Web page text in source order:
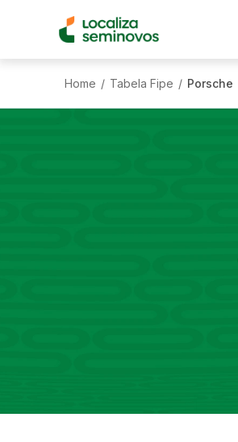
Home / Tabela Fipe / Porsche